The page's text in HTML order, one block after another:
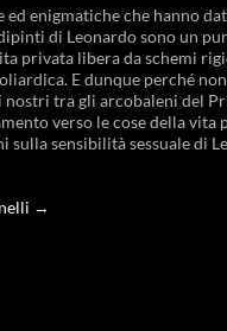
ed enigmatiche che hanno
di Leonardo sono un
privata libera da schemi
E dunque perché
nostri tra gli arcobaleni del
verso le cose della vita
sulla sensibilità sessuale di
→